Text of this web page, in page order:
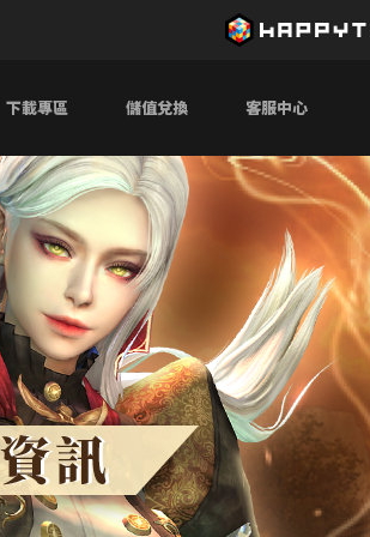
下載專區 儲值兌換 客服中心